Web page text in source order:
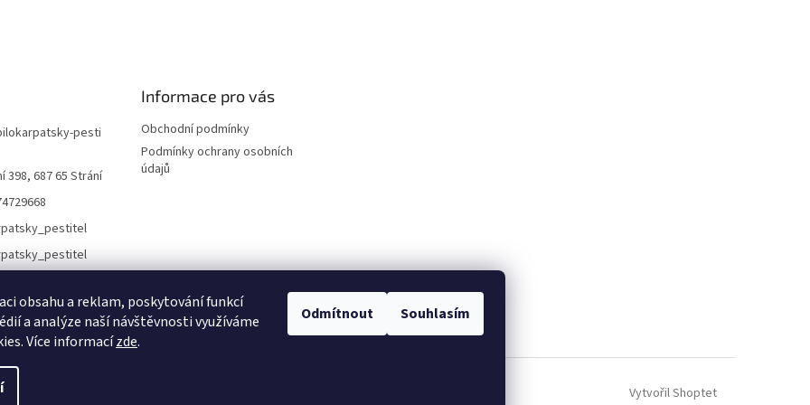
obsahu a reklam, poskytování funkcí
a analýze naší návštěvnosti využíváme
Více informacízde.
Odmítnout Souhlasím
pesti
398, 687 65 Strání
Informace pro vás
Obchodní podmínky
Podmínky ochrany osobních
údajů
Lokality
Vytvořil Shoptet
vyhrazena.